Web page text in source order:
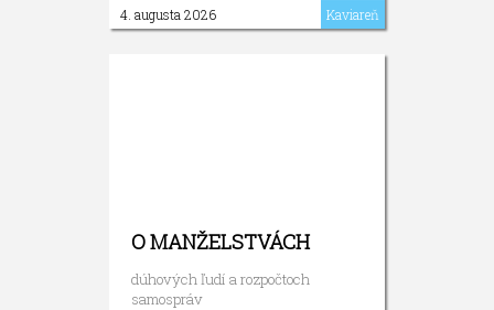
4. augusta 2026 Kaviareň
O MANŽELSTVÁCH
dúhových ľudí a rozpočtoch
samospráv